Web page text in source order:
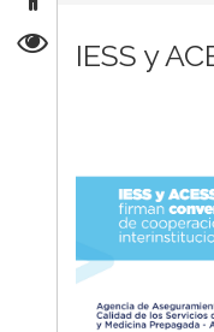
IESS y